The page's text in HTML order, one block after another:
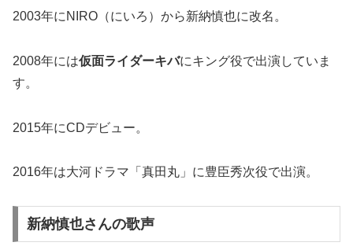
2003年にNIRO（にいろ）から新納慎也に改名。
2008年には仮面ライダーキバにキング役で出演していま
す。
2015年にCDデビュー。
2016年は大河ドラマ「真田丸」に豊臣秀次役で出演。
新納慎也さんの歌声